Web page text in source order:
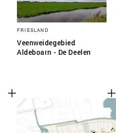
FRIESLAND
Veenweidegebied
Aldeboarn - De Deelen